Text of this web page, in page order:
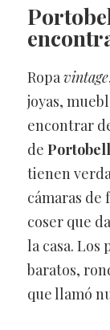
Ropavintage
joyas,
encontrar
de
tienen
cámaras de
coser que
la casa. Los
baratos,
que llamó